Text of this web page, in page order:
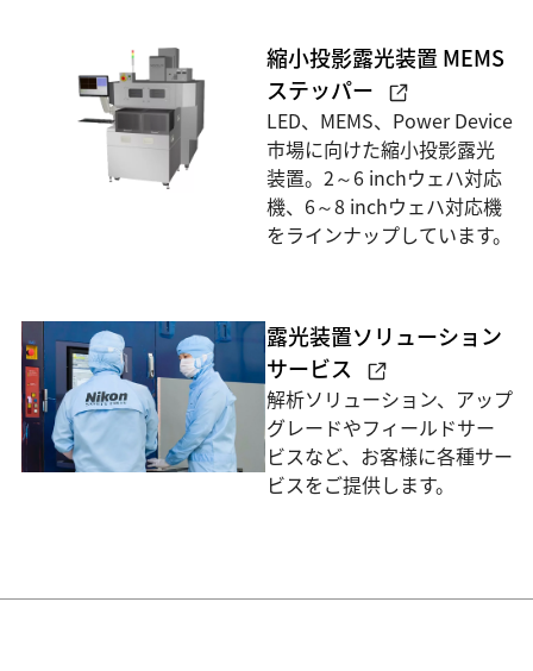
縮小投影露光装置 MEMS
ステッパー
LED、MEMS、Power Device
市場に向けた縮小投影露光
装置。2～6 inchウェハ対応
機、6～8 inchウェハ対応機
をラインナップしています。
露光装置ソリューション
サービス
解析ソリューション、アップ
グレードやフィールドサー
ビスなど、お客様に各種サー
ビスをご提供します。